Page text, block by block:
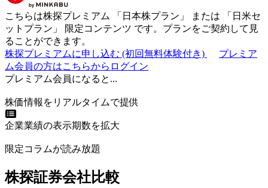
こちらは株探プレミアム 「 日本株プラン 」 または 「 日米セ
ットプラン 」 限定コンテンツ です。プランをご契約して見
ることができます。
株探プレミアムに申し込む (初回無料体験付き)
プレミア
ム会員の方はこちらからログイン
プレミアム会員になると...
株価情報をリアルタイムで提供
企業業績の表示期数を拡大
限定コラムが読み放題
株探証券会社比較